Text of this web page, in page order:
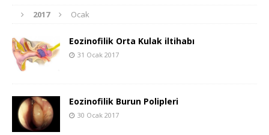
2017 Ocak
Eozinofilik Orta Kulak iltihabı
31 Ocak 2017
Eozinofilik Burun Polipleri
30 Ocak 2017